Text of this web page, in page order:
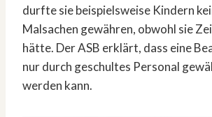
durfte sie beispielsweise Kindern
Malsachen gewähren, obwohl sie
hätte. Der ASB erklärt, dass eine
nur durch geschultes Personal
werden kann.